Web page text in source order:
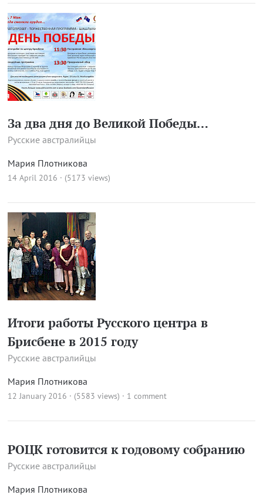
За два дня до Великой Победы…
Русские австралийцы
Мария Плотникова
14 April 2016 · (5173 views)
Итоги работы Русского центра в
Брисбене в 2015 году
Русские австралийцы
Мария Плотникова
12 January 2016 · (5583 views) · 1 comment
РОЦК готовится к годовому собранию
Русские австралийцы
Мария Плотникова